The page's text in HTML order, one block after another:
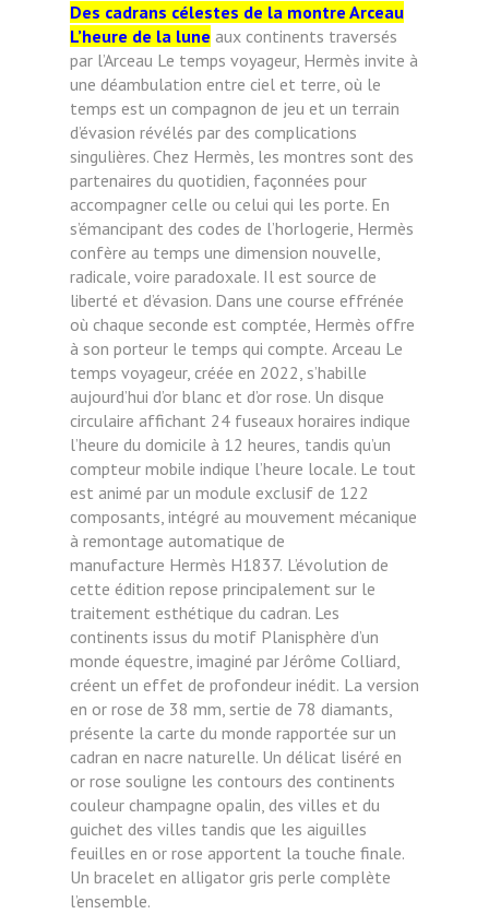
Des cadrans célestes de la montre Arceau
L’heure de la lune aux continents traversés
par l’Arceau Le temps voyageur, Hermès invite à
une déambulation entre ciel et terre, où le
temps est un compagnon de jeu et un terrain
d’évasion révélés par des complications
singulières. Chez Hermès, les montres sont des
partenaires du quotidien, façonnées pour
accompagner celle ou celui qui les porte. En
s’émancipant des codes de l’horlogerie, Hermès
confère au temps une dimension nouvelle,
radicale, voire paradoxale. Il est source de
liberté et d’évasion. Dans une course effrénée
où chaque seconde est comptée, Hermès offre
à son porteur le temps qui compte. Arceau Le
temps voyageur, créée en 2022, s’habille
aujourd’hui d’or blanc et d’or rose. Un disque
circulaire affichant 24 fuseaux horaires indique
l’heure du domicile à 12 heures, tandis qu’un
compteur mobile indique l’heure locale. Le tout
est animé par un module exclusif de 122
composants, intégré au mouvement mécanique
à remontage automatique de
manufacture Hermès H1837. L’évolution de
cette édition repose principalement sur le
traitement esthétique du cadran. Les
continents issus du motif Planisphère d’un
monde équestre, imaginé par Jérôme Colliard,
créent un effet de profondeur inédit. La version
en or rose de 38 mm, sertie de 78 diamants,
présente la carte du monde rapportée sur un
cadran en nacre naturelle. Un délicat liséré en
or rose souligne les contours des continents
couleur champagne opalin, des villes et du
guichet des villes tandis que les aiguilles
feuilles en or rose apportent la touche finale.
Un bracelet en alligator gris perle complète
l’ensemble.